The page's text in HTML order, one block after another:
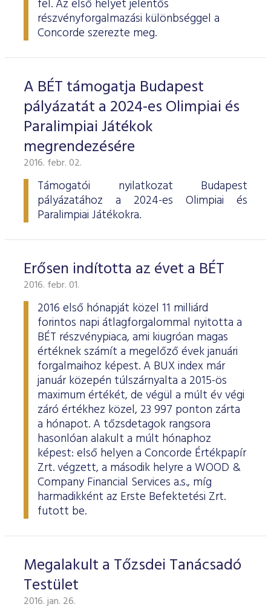
ESG Útmutató
fel. Az első helyet jelentős
részvényforgalmazási különbséggel a
Concorde szerezte meg.
A BÉT támogatja Budapest
pályázatát a 2024-es Olimpiai és
Paralimpiai Játékok
megrendezésére
2016. febr. 02.
Támogatói nyilatkozat Budapest
pályázatához a 2024-es Olimpiai és
Paralimpiai Játékokra.
Erősen indította az évet a BÉT
2016. febr. 01.
2016 első hónapját közel 11 milliárd
forintos napi átlagforgalommal nyitotta a
BÉT részvénypiaca, ami kiugróan magas
értéknek számít a megelőző évek januári
forgalmaihoz képest. A BUX index már
január közepén túlszárnyalta a 2015-ös
maximum értékét, de végül a múlt év végi
záró értékhez közel, 23 997 ponton zárta
a hónapot. A tőzsdetagok rangsora
hasonlóan alakult a múlt hónaphoz
képest: első helyen a Concorde Értékpapír
Zrt. végzett, a második helyre a WOOD &
Company Financial Services a.s., míg
harmadikként az Erste Befektetési Zrt.
futott be.
Megalakult a Tőzsdei Tanácsadó
Testület
2016. jan. 26.